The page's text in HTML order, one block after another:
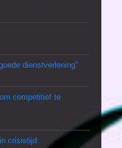
dienstverlening”
competitief te
crisistijd